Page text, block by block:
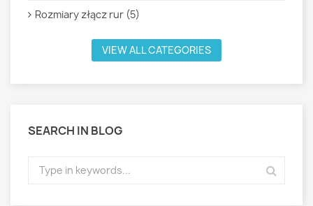
Rozmiary złącz rur (5)
VIEW ALL CATEGORIES
SEARCH IN BLOG